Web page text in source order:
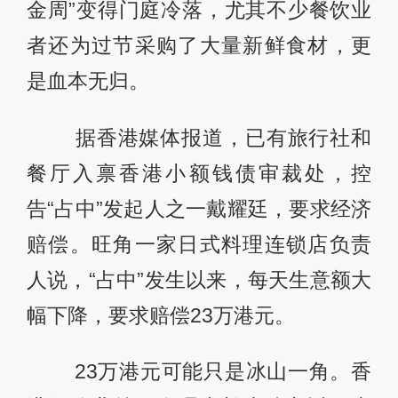
金周”变得门庭冷落，尤其不少餐饮业
者还为过节采购了大量新鲜食材，更
是血本无归。
据香港媒体报道，已有旅行社和
餐厅入禀香港小额钱债审裁处，控
告“占中”发起人之一戴耀廷，要求经济
赔偿。旺角一家日式料理连锁店负责
人说，“占中”发生以来，每天生意额大
幅下降，要求赔偿23万港元。
23万港元可能只是冰山一角。香